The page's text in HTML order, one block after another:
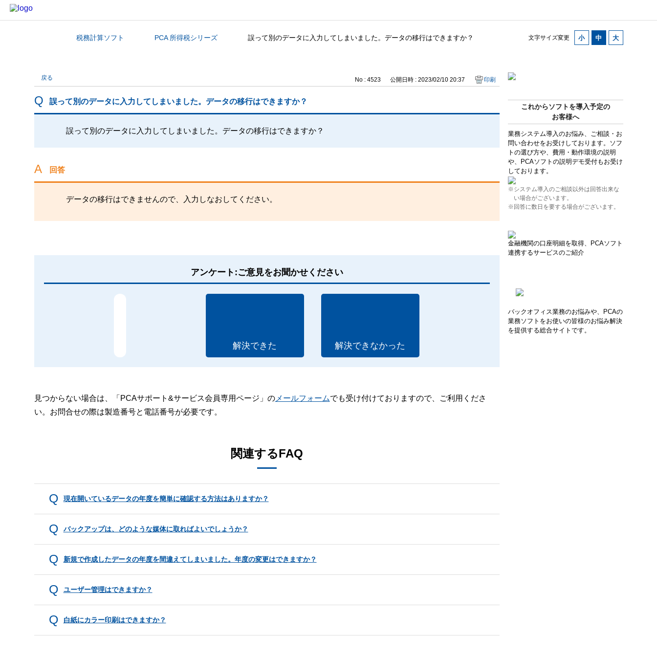
文字サイズ変更
カテゴリから探す税務計算ソフト PCA 所得税シリーズ 誤って別のデータに入力してしまいました。データの移行はできますか？
これからソフトを導入予定の
お客様へ
業務システム導入のお悩み、ご相談・お
問い合わせをお受けしております。ソフ
トの選び方や、費用・動作環境の説明
や、PCAソフトの説明デモ受付もお受け
しております。
※システム導入のご相談以外は回答出来な
い場合がございます。
※回答に数日を要する場合がございます。
金融機関の口座明細を取得、PCAソフト
連携するサービスのご紹介
バックオフィス業務のお悩みや、PCAの
業務ソフトをお使いの皆様のお悩み解決
を提供する総合サイトです。
戻る No : 4523 公開日時 : 2023/02/10 20:37 印刷
誤って別のデータに入力してしまいました。データの移行はできますか？
誤って別のデータに入力してしまいました。データの移行はできますか？
回答
データの移行はできませんので、入力しなおしてください。
アンケート:ご意見をお聞かせください
解決できた 解決できなかった
見つからない場合は、「PCAサポート&サービス会員専用ページ」のメールフォームでも受け付けておりますので、ご利用くださ
い。お問合せの際は製造番号と電話番号が必要です。
関連するFAQ
現在開いているデータの年度を簡単に確認する方法はありますか？
バックアップは、どのような媒体に取ればよいでしょうか？
新規で作成したデータの年度を間違えてしまいました。年度の変更はできますか？
ユーザー管理はできますか？
白紙にカラー印刷はできますか？